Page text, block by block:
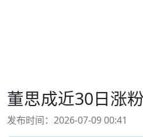
董思成近30日涨
发布时间：2026-07-09 00:41